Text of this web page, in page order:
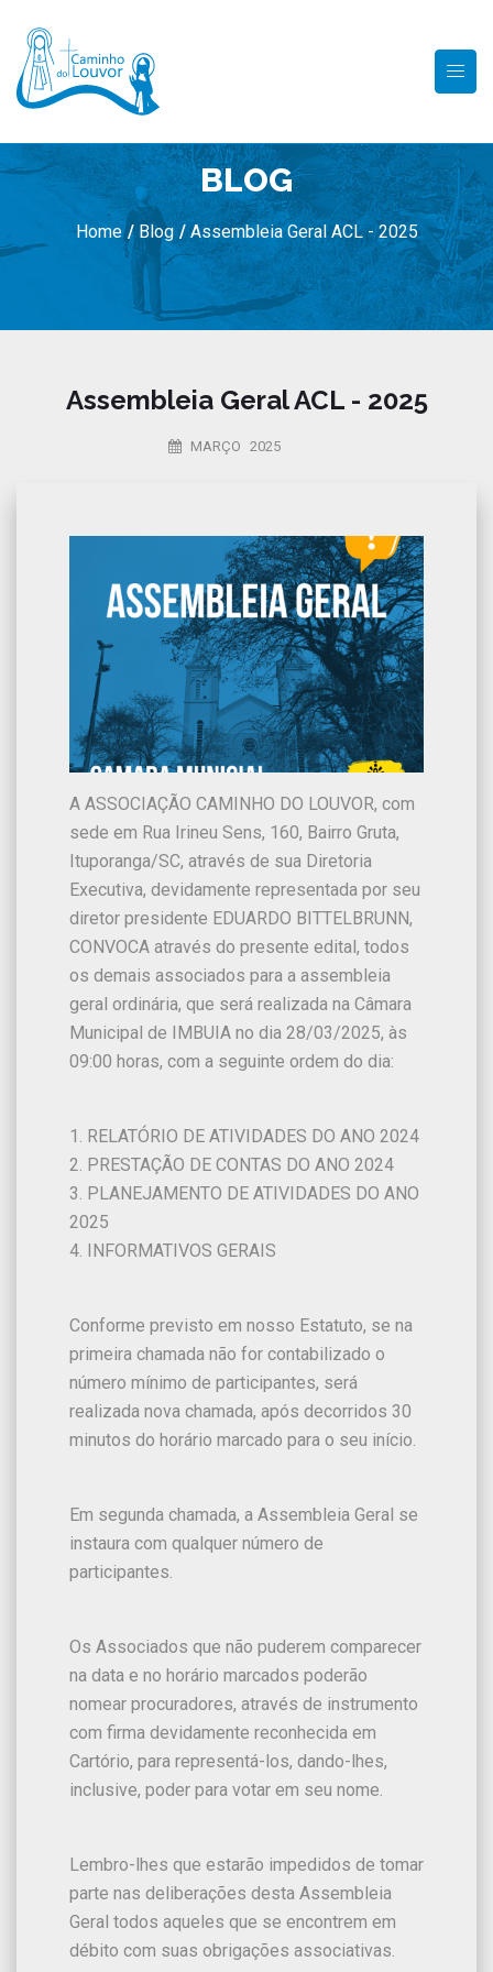
BLOG
Home /Blog /Assembleia Geral ACL - 2025
Assembleia Geral ACL - 2025
MARÇO 2025
A ASSOCIAÇÃO CAMINHO DO LOUVOR, com
sede em Rua Irineu Sens, 160, Bairro Gruta,
Ituporanga/SC, através de sua Diretoria
Executiva, devidamente representada por seu
diretor presidente EDUARDO BITTELBRUNN,
CONVOCA através do presente edital, todos
os demais associados para a assembleia
geral ordinária, que será realizada na Câmara
Municipal de IMBUIA no dia 28/03/2025, às
09:00 horas, com a seguinte ordem do dia:
1. RELATÓRIO DE ATIVIDADES DO ANO 2024
2. PRESTAÇÃO DE CONTAS DO ANO 2024
3. PLANEJAMENTO DE ATIVIDADES DO ANO
2025
4. INFORMATIVOS GERAIS
Conforme previsto em nosso Estatuto, se na
primeira chamada não for contabilizado o
número mínimo de participantes, será
realizada nova chamada, após decorridos 30
minutos do horário marcado para o seu início.
Em segunda chamada, a Assembleia Geral se
instaura com qualquer número de
participantes.
Os Associados que não puderem comparecer
na data e no horário marcados poderão
nomear procuradores, através de instrumento
com firma devidamente reconhecida em
Cartório, para representá-los, dando-lhes,
inclusive, poder para votar em seu nome.
Lembro-lhes que estarão impedidos de tomar
parte nas deliberações desta Assembleia
Geral todos aqueles que se encontrem em
débito com suas obrigações associativas.